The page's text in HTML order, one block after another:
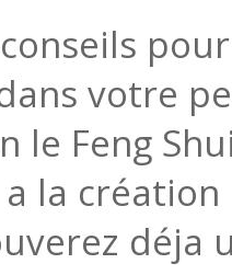
votre
le Feng
la création
déja